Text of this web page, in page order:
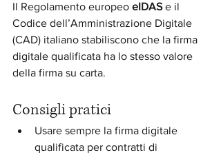
Il Regolamento europeo eIDAS e il
Codice dell’Amministrazione Digitale
(CAD) italiano stabiliscono che la firma
digitale qualificata ha lo stesso valore
della firma su carta.
Consigli pratici
Usare sempre la firma digitale
qualificata per contratti di